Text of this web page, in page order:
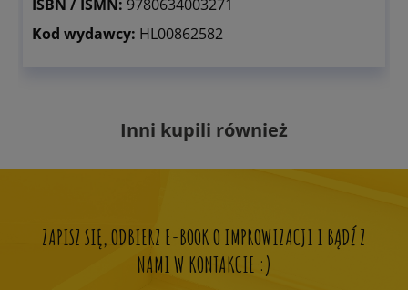
ISBN / ISMN: 9780634003271
Kod wydawcy: HL00862582
Inni kupili również
ZAPISZ SIĘ, ODBIERZ E-BOOK O IMPROWIZACJI I BĄDŹ Z
NAMI W KONTAKCIE :)